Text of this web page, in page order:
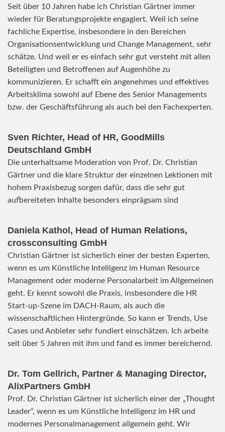
Seit über 10 Jahren habe ich Christian Gärtner immer
wieder für Beratungsprojekte engagiert. Weil ich seine
fachliche Expertise, insbesondere in den Bereichen
Organisationsentwicklung und Change Management, sehr
schätze. Und weil er es einfach sehr gut versteht mit allen
Beteiligten und Betroffenen auf Augenhöhe zu
kommunizieren. Er schafft ein angenehmes und effektives
Arbeitsklima sowohl auf Ebene des Senior Managements
bzw. der Geschäftsführung als auch bei den Fachexperten.
Sven Richter, Head of HR, GoodMills
Deutschland GmbH
Die unterhaltsame Moderation von Prof. Dr. Christian
Gärtner und die klare Struktur der einzelnen Lektionen mit
hohem Praxisbezug sorgen dafür, dass die sehr gut
aufbereiteten Inhalte besonders einprägsam sind
Daniela Kathol, Head of Human Relations,
crossconsulting GmbH
Christian Gärtner ist sicherlich einer der besten Experten,
wenn es um Künstliche Intelligenz im Human Resource
Management oder moderne Personalarbeit im Allgemeinen
geht. Er kennt sowohl die Praxis, insbesondere die HR
Start-up-Szene im DACH-Raum, als auch die
wissenschaftlichen Hintergründe. So kann er Trends, Use
Cases und Anbieter sehr fundiert einschätzen. Ich arbeite
seit über 5 Jahren mit ihm und fand es immer bereichernd.
Dr. Tom Gellrich, Partner & Managing Director,
AlixPartners GmbH
Prof. Dr. Christian Gärtner ist sicherlich einer der „Thought
Leader“, wenn es um Künstliche Intelligenz im HR und
modernes Personalmanagement allgemein geht. Wir